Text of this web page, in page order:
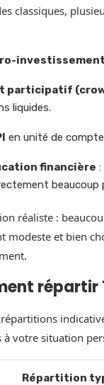
classiques,
investissement
participatif
liquides.
en unité de
financière
beaucoup
réaliste :
modeste et bien
répartir
à votre situation
Répartition